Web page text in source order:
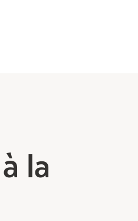
la